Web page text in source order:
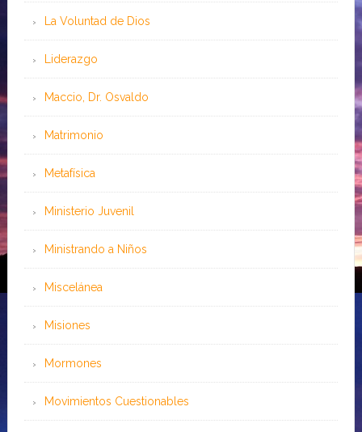
La Voluntad de Dios
Liderazgo
Maccio, Dr. Osvaldo
Matrimonio
Metafísica
Ministerio Juvenil
Ministrando a Niños
Miscelánea
Misiones
Mormones
Movimientos Cuestionables